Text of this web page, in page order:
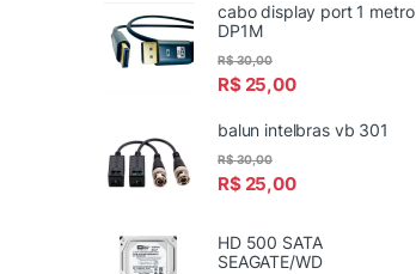
cabo display port 1 metro
DP1M
R$25,00
R$30,00
balun intelbras vb 301
R$25,00
R$30,00
HD 500 SATA
SEAGATE/WD